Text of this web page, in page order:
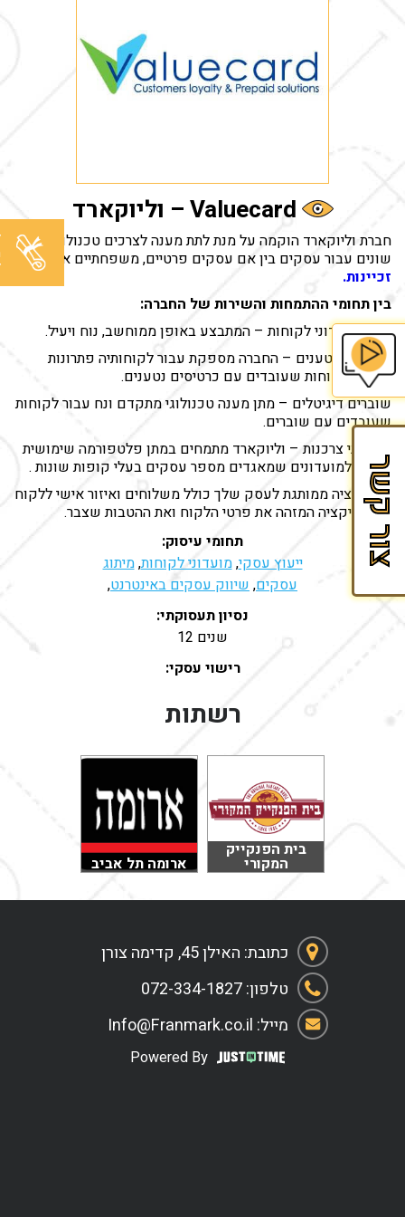
חברת וליוקארד הוקמה על מנת לתת מענה לצרכים טכנולוגיים
שונים עבור עסקים בין אם עסקים פרטיים, משפחתיים או רשתות
זכיינות.
בין תחומי ההתמחות והשירות של החברה:
ניהול מועדוני לקוחות – המתבצע באופן ממוחשב, נוח ויעיל.
כרטיסים נטענים – החברה מספקת עבור לקוחותיה פתרונות
נוחים ללקוחות שעובדים עם כרטיסים נטענים.
שוברים דיגיטלים – מתן מענה טכנולוגי מתקדם ונח עבור לקוחות
שעובדים עם שוברים.
מועדוני צרכנות – וליוקארד מתמחים במתן פלטפורמה שימושית
ויעילה למועדונים שמאגדים מספר עסקים בעלי קופות שונות .
אפליקציה ממותגת לעסק שלך כולל משלוחים ואיזור אישי ללקוח
– אפליקציה המזהה את פרטי הלקוח ואת ההטבות שצבר.
תחומי עיסוק:
ייעוץ עסקי,מועדוני לקוחות,מיתוג
עסקים,שיווק עסקים באינטרנט,
נסיון תעסוקתי:
12 שנים
רישוי עסקי:
רשתות
בית הפנקייק
המקורי ארומה תל אביב
כתובת: האילן 45, קדימה צורן
טלפון: 072-334-1827
מייל: Info@Franmark.co.il
Powered By
בית
הספר
לזכיינות
של
Fran&Mark
צור קשר